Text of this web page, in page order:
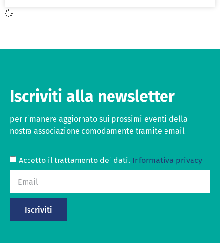
Iscriviti alla newsletter
per rimanere aggiornato sui prossimi eventi della
nostra associazione comodamente tramite email
Accetto il trattamento dei dati. Informativa privacy
Iscriviti